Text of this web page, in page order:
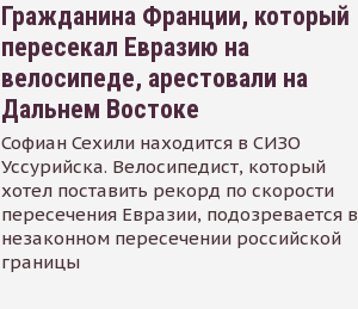
Гражданина Франции, который
пересекал Евразию на
велосипеде, арестовали на
Дальнем Востоке
Софиан Сехили находится в СИЗО
Уссурийска. Велосипедист, который
хотел поставить рекорд по скорости
пересечения Евразии, подозревается в
незаконном пересечении российской
границы